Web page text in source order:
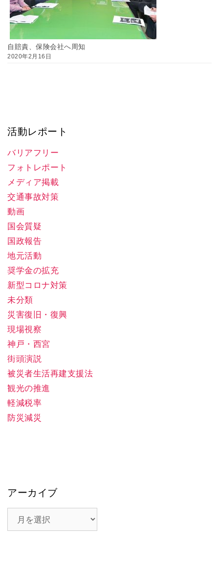
自賠責、保険会社へ周知
2020年2月16日
活動レポート
バリアフリー
フォトレポート
メディア掲載
交通事故対策
動画
国会質疑
国政報告
地元活動
奨学金の拡充
新型コロナ対策
未分類
災害復旧・復興
現場視察
神戸・西宮
街頭演説
被災者生活再建支援法
観光の推進
軽減税率
防災減災
アーカイブ